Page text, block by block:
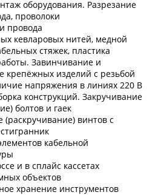
оборудования. Разрезание
проволоки
провода
кевларовых нитей, медной
стяжек, пластика
Завинчивание и
крепёжных изделий с резьбой
напряжения в линиях 220 В
конструкций. Закручивание
болтов и гаек
(раскручивание) винтов с
кабельной
и в сплайс кассетах
объектов
хранение инструментов